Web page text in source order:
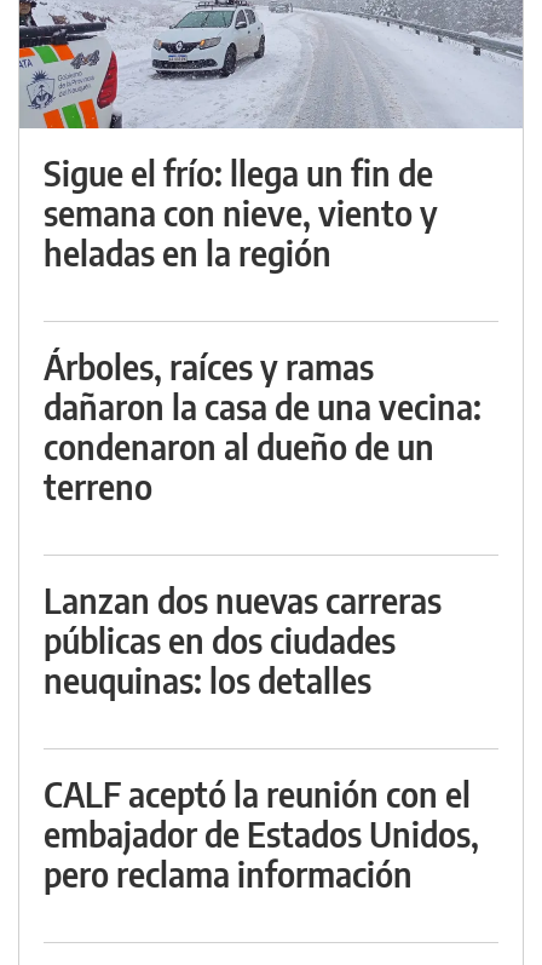
Sigue el frío: llega un fin de
semana con nieve, viento y
heladas en la región
Árboles, raíces y ramas
dañaron la casa de una vecina:
condenaron al dueño de un
terreno
Lanzan dos nuevas carreras
públicas en dos ciudades
neuquinas: los detalles
CALF aceptó la reunión con el
embajador de Estados Unidos,
pero reclama información